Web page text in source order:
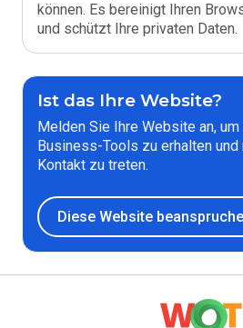
können. Es bereinigt Ihren
und schützt Ihre privaten Daten.
Ist das Ihre Website?
Melden Sie Ihre Website an, um
Business-Tools zu erhalten und
Kontakt zu treten.
Diese Website